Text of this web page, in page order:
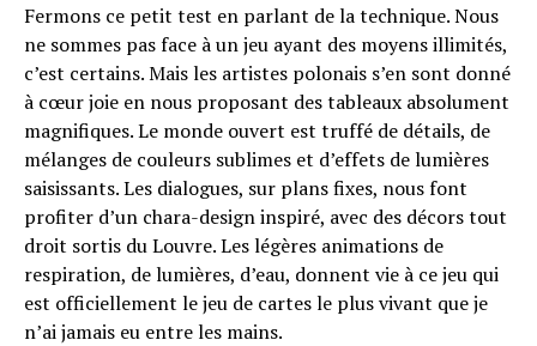
Fermons ce petit test en parlant de la technique. Nous
ne sommes pas face à un jeu ayant des moyens illimités,
c’est certains. Mais les artistes polonais s’en sont donné
à cœur joie en nous proposant des tableaux absolument
magnifiques. Le monde ouvert est truffé de détails, de
mélanges de couleurs sublimes et d’effets de lumières
saisissants. Les dialogues, sur plans fixes, nous font
profiter d’un chara-design inspiré, avec des décors tout
droit sortis du Louvre. Les légères animations de
respiration, de lumières, d’eau, donnent vie à ce jeu qui
est officiellement le jeu de cartes le plus vivant que je
n’ai jamais eu entre les mains.